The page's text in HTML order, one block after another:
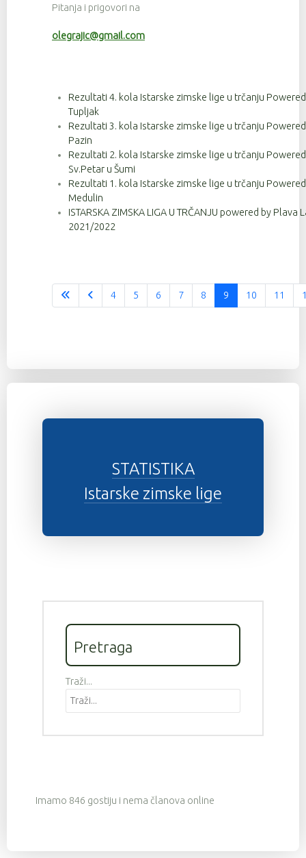
Pitanja i prigovori na
olegrajic@gmail.com
Rezultati 4. kola Istarske zimske lige u trčanju
Tupljak
Rezultati 3. kola Istarske zimske lige u trčanju
Pazin
Rezultati 2. kola Istarske zimske lige u trčanju
Sv.Petar u Šumi
Rezultati 1. kola Istarske zimske lige u trčanju
Medulin
ISTARSKA ZIMSKA LIGA U TRČANJU powered by Plava
2021/2022
4 5 6 7 8 9 10 11
STATISTIKA
Istarske zimske lige
Pretraga
Traži...
Imamo 846 gostiju i nema članova online